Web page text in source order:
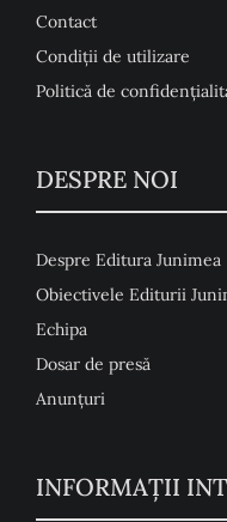
Contact
Condiţii de utilizare
Politică de
DESPRE NOI
Despre Editura Junimea
Obiectivele Editurii
Echipa
Dosar de presă
Anunţuri
INFORMAȚII